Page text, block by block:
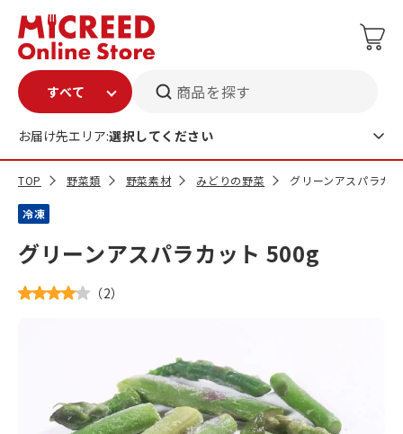
商品を探す
お届け先エリア:選択してください
TOP 野菜類 野菜素材 みどりの野菜 グリーンアスパラカ
冷凍
グリーンアスパラカット 500g
（2）